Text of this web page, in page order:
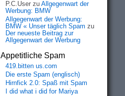
P.C.User zu Allgegenwart der
Werbung: BMW
Allgegenwart der Werbung:
BMW « Unser täglich Spam zu
Der neueste Beitrag zur
Allgegenwart der Werbung
Appetitliche Spam
419.bitten us.com
Die erste Spam (englisch)
Hirnfick 2.0: Spaß mit Spam
I did what i did for Mariya